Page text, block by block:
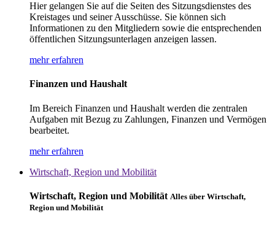
Hier gelangen Sie auf die Seiten des Sitzungsdienstes des
Kreistages und seiner Ausschüsse. Sie können sich
Informationen zu den Mitgliedern sowie die entsprechenden
öffentlichen Sitzungsunterlagen anzeigen lassen.
mehr erfahren
Finanzen und Haushalt
Im Bereich Finanzen und Haushalt werden die zentralen
Aufgaben mit Bezug zu Zahlungen, Finanzen und Vermögen
bearbeitet.
mehr erfahren
Wirtschaft, Region und Mobilität
Wirtschaft, Region und Mobilität Alles über Wirtschaft,
Region und Mobilität